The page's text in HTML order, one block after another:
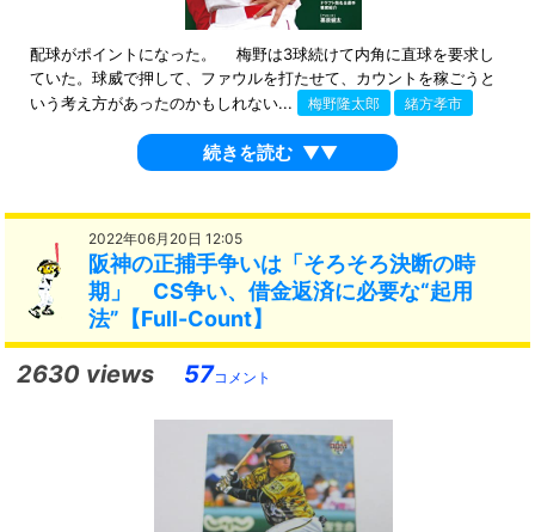
配球がポイントになった。 梅野は3球続けて内角に直球を要求し
ていた。球威で押して、ファウルを打たせて、カウントを稼ごうと
いう考え方があったのかもしれない...
梅野隆太郎 緒方孝市
続きを読む ▼▼
2022年06月20日 12:05
阪神の正捕手争いは「そろそろ決断の時
期」 CS争い、借金返済に必要な“起用
法”【Full-Count】
2630 views 57コメント